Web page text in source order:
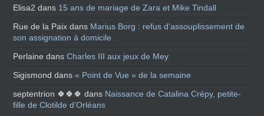
Elisa2 dans 15 ans de mariage de Zara et Mike Tindall
Rue de la Paix dans Marius Borg : refus d’assouplissement de
son assignation à domicile
Perlaine dansCharles III aux jeux de Mey
Sigismond dans« Point de Vue » de la semaine
septentrion 🍀🍀🍀 dans Naissance de Catalina Crépy, petite-
fille de Clotilde d’Orléans